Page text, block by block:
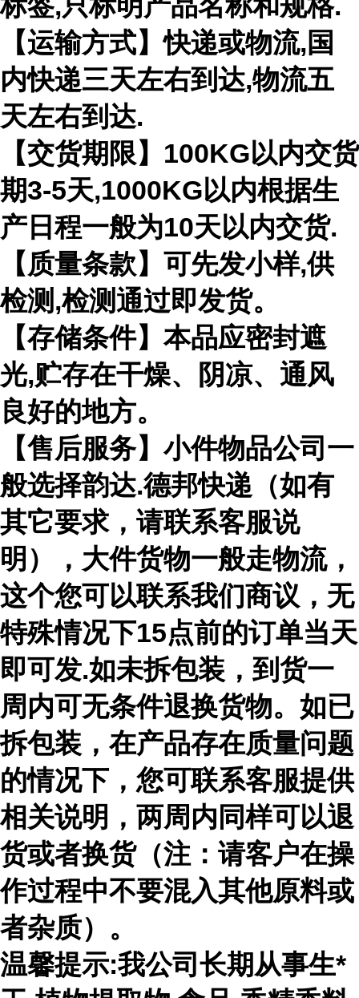
【运输方式】快递或物流,国
内快递三天左右到达,物流五
天左右到达.
【交货期限】100KG以内交货
期3-5天,1000KG以内根据生
产日程一般为10天以内交货.
【质量条款】可先发小样,供
检测,检测通过即发货。
【存储条件】本品应密封遮
光,贮存在干燥、阴凉、通风
良好的地方。
【售后服务】小件物品公司一
般选择韵达.德邦快递（如有
其它要求，请联系客服说
明），大件货物一般走物流，
这个您可以联系我们商议，无
特殊情况下15点前的订单当天
即可发.如未拆包装，到货一
周内可无条件退换货物。如已
拆包装，在产品存在质量问题
的情况下，您可联系客服提供
相关说明，两周内同样可以退
货或者换货（注：请客户在操
作过程中不要混入其他原料或
者杂质）。
温馨提示:我公司长期从事生*